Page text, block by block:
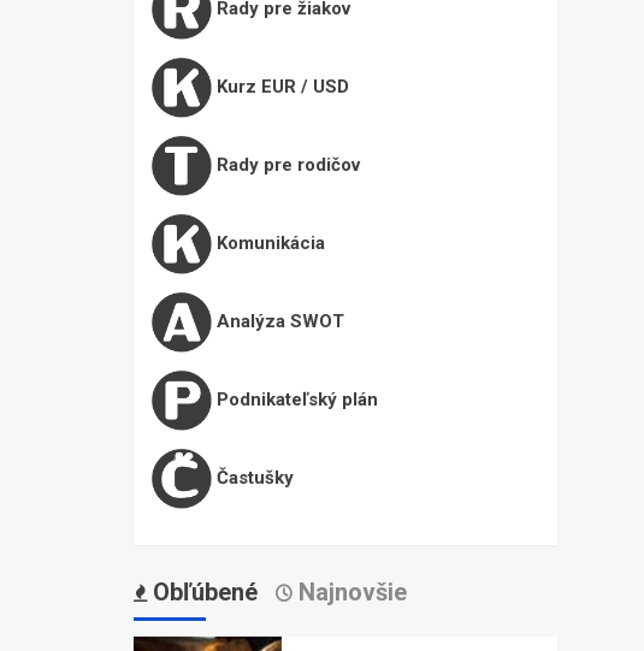
Rady pre žiakov
Kurz EUR / USD
Rady pre rodičov
Komunikácia
Analýza SWOT
Podnikateľský plán
Častušky
Obľúbené Najnovšie